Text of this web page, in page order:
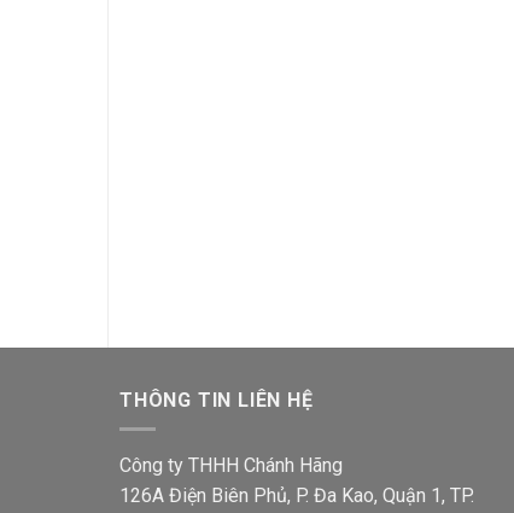
THÔNG TIN LIÊN HỆ
Công ty THHH Chánh Hãng
126A Điện Biên Phủ, P. Đa Kao, Quận 1, TP.